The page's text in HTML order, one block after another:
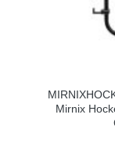
Mirnix